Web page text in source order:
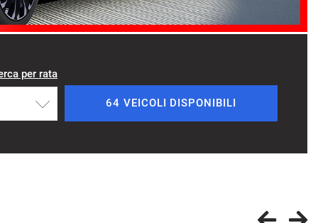
per rata
64 VEICOLI DISPONIBILI